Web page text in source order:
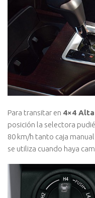
Para transitar en 4×4 Alta
posición la selectora
80 km/h tanto caja
se utiliza cuando haya